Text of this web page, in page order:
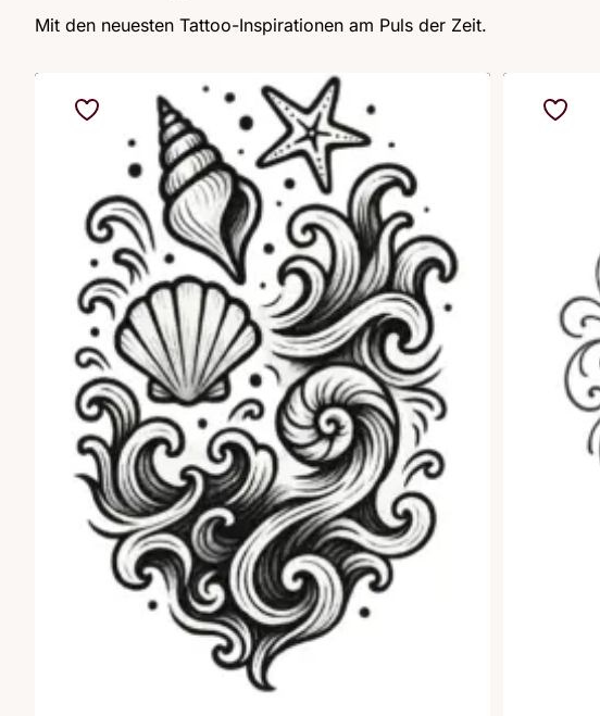
Mit den neuesten Tattoo-Inspirationen am Puls der Zeit.